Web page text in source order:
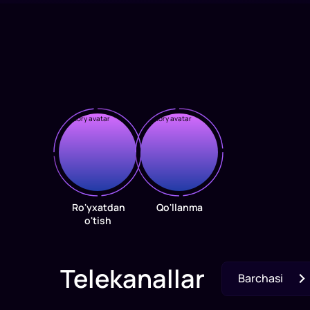
daq
O'zbek
Ro'yxatdan
o'tish
Qo'llanma
Telekanallar Barchasi